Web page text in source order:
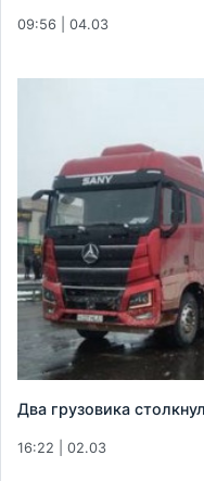
09:56 | 04.03
Два грузовика
16:22 | 02.03